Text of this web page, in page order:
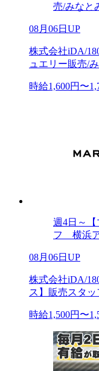
売/みなと
08月06日UP
株式会社iDA/
ュエリー販売/
時給1,600円〜
週4日～
フ 横浜
08月06日UP
株式会社iDA/
ス】販売スタッ
時給1,500円〜